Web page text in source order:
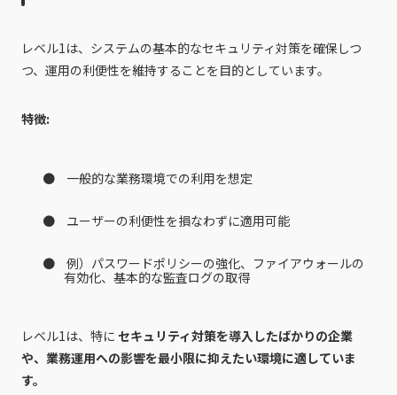
レベル1は、システムの基本的なセキュリティ対策を確保しつ
つ、運用の利便性を維持することを目的としています。
特徴:
一般的な業務環境での利用を想定
ユーザーの利便性を損なわずに適用可能
例）パスワードポリシーの強化、ファイアウォールの
有効化、基本的な監査ログの取得
レベル1は、特に セキュリティ対策を導入したばかりの企業
や、業務運用への影響を最小限に抑えたい環境に適していま
す。